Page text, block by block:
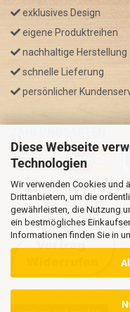
Diese Webseite
Technologien
Wir verwenden Cookies und
Drittanbietern, um die
gewährleisten, die Nutzung
ein bestmögliches
Informationen finden Sie in
exklusives Design
eigene Produktreihen
nachhaltige Herstellung
schnelle Lieferung
persönlicher
* GRATIS VERSAND nur
** Regellaufzeit für DE,
Versandzeit variieren.